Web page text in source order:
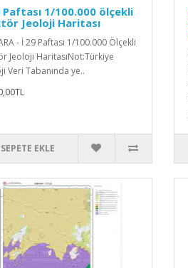
Paftası 1/100.000 ölçekli
Jeoloji Haritası
- İ 29 Paftası 1/100.000 Ölçekli
Jeoloji HaritasıNot:Türkiye
Veri Tabanında ye..
SEPETE EKLE